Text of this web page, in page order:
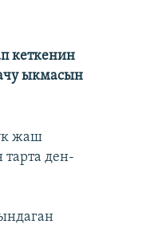
кеткенин
ыкмасын
жаш
ден-